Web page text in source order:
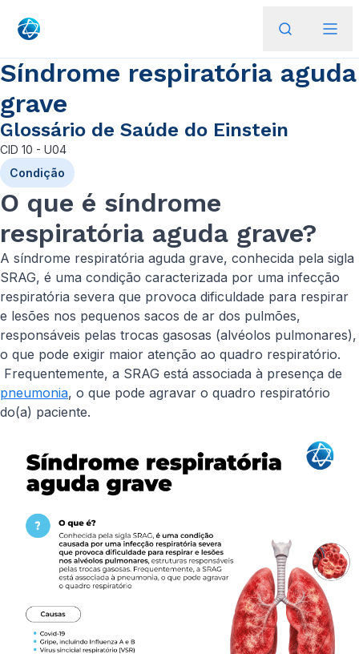
Síndrome respiratória aguda
grave
Glossário de Saúde do Einstein
CID 10 - U04
Condição
O que é síndrome
respiratória aguda grave?
A síndrome respiratória aguda grave, conhecida pela sigla
SRAG, é uma condição caracterizada por uma infecção
respiratória severa que provoca dificuldade para respirar
e lesões nos pequenos sacos de ar dos pulmões,
responsáveis pelas trocas gasosas (alvéolos pulmonares),
o que pode exigir maior atenção ao quadro respiratório.
Frequentemente, a SRAG está associada à presença de
pneumonia, o que pode agravar o quadro respiratório
do(a) paciente.